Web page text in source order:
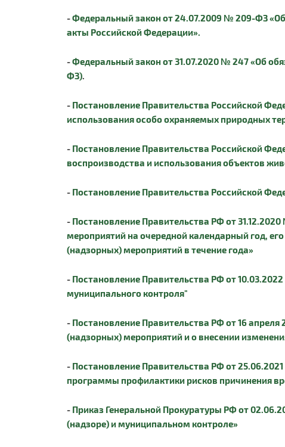
-Федеральный закон от 24.07.2009 № 209-ФЗ «Об
акты Российской Федерации».
-Федеральный закон от 31.07.2020 № 247 «Об
ФЗ).
- Постановление Правительства Российской
использования особо охраняемых природных
- Постановление Правительства Российской
воспроизводства и использования объектов
- Постановление Правительства Российской
- Постановление Правительства РФ от
мероприятий на очередной календарный год,
(надзорных) мероприятий в течение года»
- Постановление Правительства РФ от
муниципального контроля"
- Постановление Правительства РФ от 16
(надзорных) мероприятий и о внесении
- Постановление Правительства РФ от
программы профилактики рисков причинения
- Приказ Генеральной Прокуратуры РФ от
(надзоре) и муниципальном контроле»